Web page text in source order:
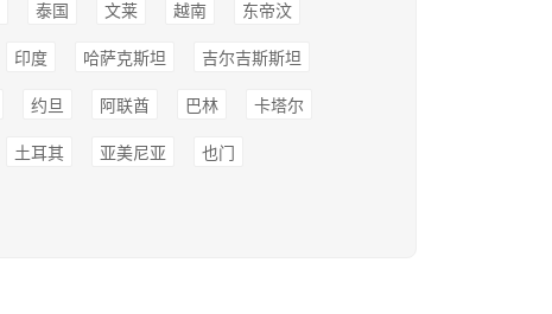
泰国 文莱 越南 东帝汶
印度 哈萨克斯坦 吉尔吉斯斯坦
约旦 阿联酋 巴林 卡塔尔
土耳其 亚美尼亚 也门